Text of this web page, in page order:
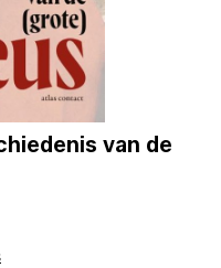
van de